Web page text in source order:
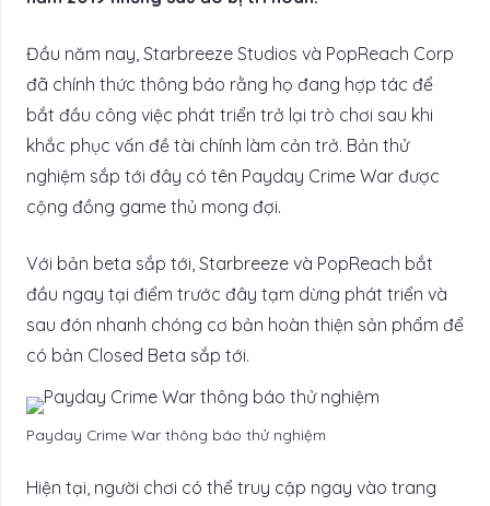
Đầu năm nay, Starbreeze Studios và PopReach Corp
đã chính thức thông báo rằng họ đang hợp tác để
bắt đầu công việc phát triển trở lại trò chơi sau khi
khắc phục vấn đề tài chính làm cản trở. Bản thử
nghiệm sắp tới đây có tên Payday Crime War được
cộng đồng game thủ mong đợi.
Với bản beta sắp tới, Starbreeze và PopReach bắt
đầu ngay tại điểm trước đây tạm dừng phát triển và
sau đón nhanh chóng cơ bản hoàn thiện sản phẩm để
có bản Closed Beta sắp tới.
Payday Crime War thông báo thử nghiệm
Hiện tại, người chơi có thể truy cập ngay vào trang